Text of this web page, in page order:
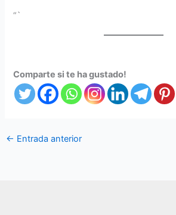
“`
Comparte si te ha gustado!
← Entrada anterior